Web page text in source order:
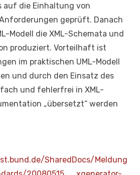
auf die Einhaltung von
geprüft. Danach
Modell die XML-Schemata und
produziert. Vorteilhaft ist
im praktischen UML-Modell
und durch den Einsatz des
und fehlerfrei in XML-
„übersetzt“ werden
SharedDocs/Meldung